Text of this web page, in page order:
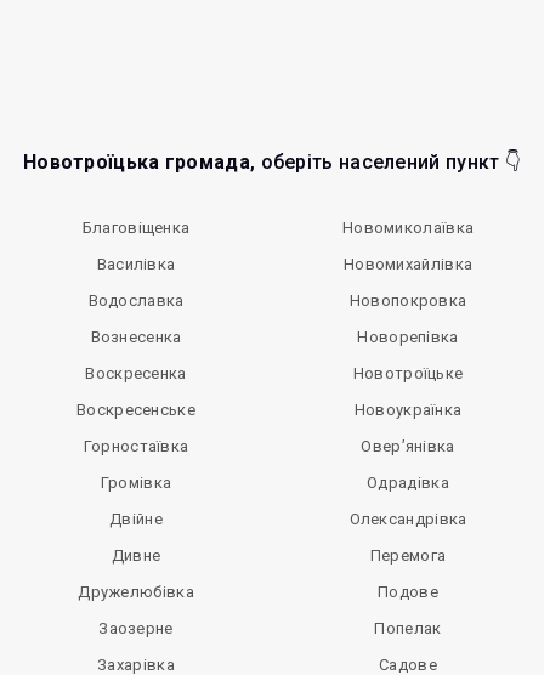
Новотроїцька громада, оберіть населений пункт 👇
Благовіщенка
Василівка
Водославка
Вознесенка
Воскресенка
Воскресенське
Горностаївка
Громівка
Двійне
Дивне
Дружелюбівка
Заозерне
Захарівка
Новомиколаївка
Новомихайлівка
Новопокровка
Новорепівка
Новотроїцьке
Новоукраїнка
Овер’янівка
Одрадівка
Олександрівка
Перемога
Подове
Попелак
Садове